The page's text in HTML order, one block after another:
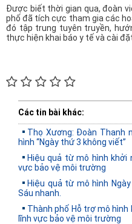
Được biết thời gian qua, đoàn
phố đã tích cực tham gia các
đó tập trung tuyên truyền,
thực hiện khai báo y tế và cài
Các tin bài khác:
Thọ Xương: Đoàn Thanh
hình “Ngày thứ 3 không viết”
Hiệu quả từ mô hình khởi
vực bảo vệ môi trường
Hiệu quả từ mô hình
Sáu nhanh.
Thành phố Hỗ trợ mô
lĩnh vực bảo vệ môi trường